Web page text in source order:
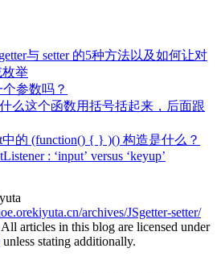
与 setter 的5种方法以及如何让对
举
参数吗？
么这个函数用括号括起来，后面跟
中的 (function() { } )() 构造是什么？
: ‘input’ versus ‘keyup’
archives/JSgetter-setter/
All articles in this blog are licensed under
unless stating additionally.